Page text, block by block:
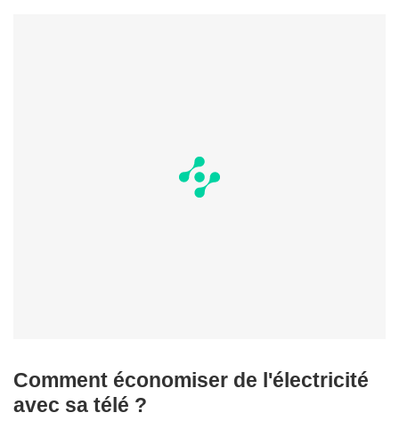
Comment économiser de l'électricité
avec sa télé ?